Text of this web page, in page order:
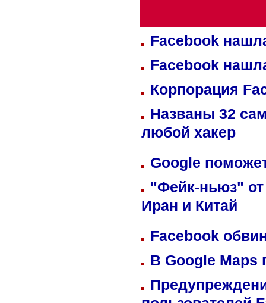
Facebook
Facebook
Корпорация
Названы 32
любой хакер
Google
"Фейк-ньюз" от
Иран и Китай
Facebook
В Google Maps